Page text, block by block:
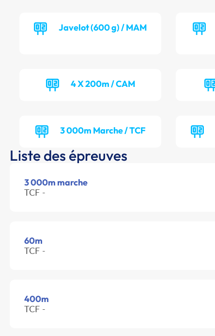
Javelot (600 g) / MAM
4 X 200m / CAM
3 000m Marche / TCF
Liste des épreuves
3 000m marche
TCF -
60m
TCF -
400m
TCF -